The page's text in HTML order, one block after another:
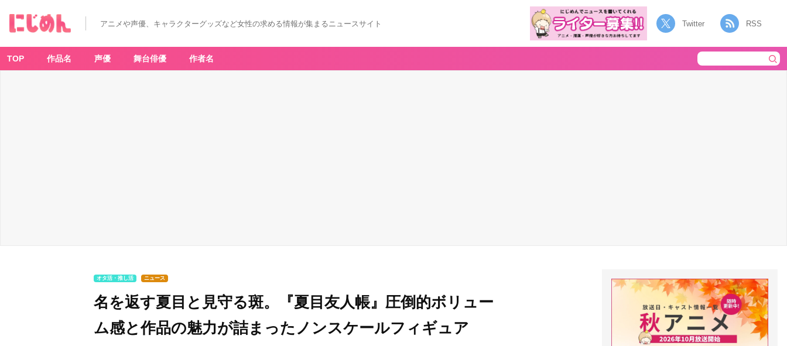
アニメや声優、キャラクターグッズなど女性の求める情報が集まるニュースサイト Twitter RSS
TOP 作品名 声優 舞台俳優 作者名
オタ活・推し活 ニュース
名を返す夏目と見守る斑。『夏目友人帳』圧倒的ボリュー
ム感と作品の魅力が詰まったノンスケールフィギュア